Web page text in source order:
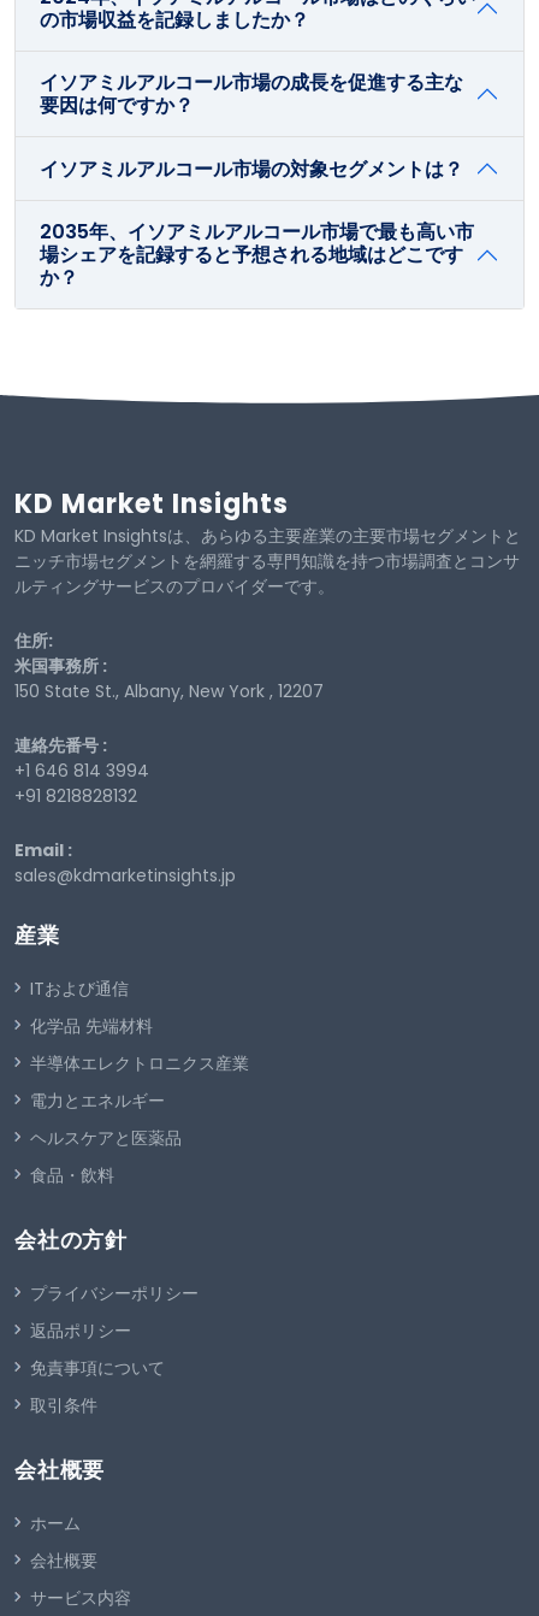
の市場収益を記録しましたか？
イソアミルアルコール市場の成長を促進する主な
要因は何ですか？
イソアミルアルコール市場の対象セグメントは？
2035年、イソアミルアルコール市場で最も高い市
場シェアを記録すると予想される地域はどこです
か？
KD Market Insights
KD Market Insightsは、あらゆる主要産業の主要市場セグメントと
ニッチ市場セグメントを網羅する専門知識を持つ市場調査とコンサ
ルティングサービスのプロバイダーです。
住所:
米国事務所 :
150 State St., Albany, New York , 12207
連絡先番号 :
+1 646 814 3994
+91 8218828132
Email :
sales@kdmarketinsights.jp
産業
ITおよび通信
化学品 先端材料
半導体エレクトロニクス産業
電力とエネルギー
ヘルスケアと医薬品
食品・飲料
会社の方針
プライバシーポリシー
返品ポリシー
免責事項について
取引条件
会社概要
ホーム
会社概要
サービス内容